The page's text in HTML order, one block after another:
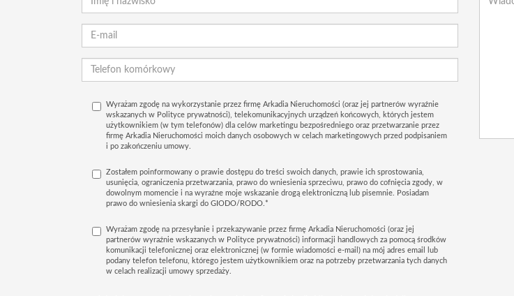
Wyrażam zgodę na wykorzystanie przez firmę Arkadia Nieruchomości (oraz jej partnerów wyraźnie
wskazanych w Polityce prywatności), telekomunikacyjnych urządzeń końcowych, których jestem
użytkownikiem (w tym telefonów) dla celów marketingu bezpośredniego oraz przetwarzanie przez
firmę Arkadia Nieruchomości moich danych osobowych w celach marketingowych przed podpisaniem
i po zakończeniu umowy.
Zostałem poinformowany o prawie dostępu do treści swoich danych, prawie ich sprostowania,
usunięcia, ograniczenia przetwarzania, prawo do wniesienia sprzeciwu, prawo do cofnięcia zgody, w
dowolnym momencie i na wyraźne moje wskazanie drogą elektroniczną lub pisemnie. Posiadam
prawo do wniesienia skargi do GIODO/RODO.*
Wyrażam zgodę na przesyłanie i przekazywanie przez firmę Arkadia Nieruchomości (oraz jej
partnerów wyraźnie wskazanych w Polityce prywatności) informacji handlowych za pomocą środków
komunikacji telefonicznej oraz elektronicznej (w formie wiadomości e-mail) na mój adres email lub
podany telefon telefonu, którego jestem użytkownikiem oraz na potrzeby przetwarzania tych danych
w celach realizacji umowy sprzedaży.